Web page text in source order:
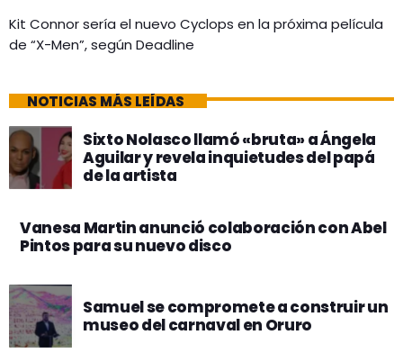
Kit Connor sería el nuevo Cyclops en la próxima película
de “X-Men”, según Deadline
NOTICIAS MÁS LEÍDAS
Sixto Nolasco llamó «bruta» a Ángela
Aguilar y revela inquietudes del papá
de la artista
Vanesa Martin anunció colaboración con Abel
Pintos para su nuevo disco
Samuel se compromete a construir un
museo del carnaval en Oruro